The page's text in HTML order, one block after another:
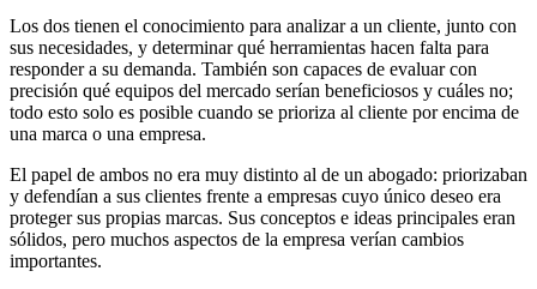
Los dos tienen el conocimiento para analizar a un cliente, junto con
sus necesidades, y determinar qué herramientas hacen falta para
responder a su demanda. También son capaces de evaluar con
precisión qué equipos del mercado serían beneficiosos y cuáles no;
todo esto solo es posible cuando se prioriza al cliente por encima de
una marca o una empresa.
El papel de ambos no era muy distinto al de un abogado: priorizaban
y defendían a sus clientes frente a empresas cuyo único deseo era
proteger sus propias marcas. Sus conceptos e ideas principales eran
sólidos, pero muchos aspectos de la empresa verían cambios
importantes.